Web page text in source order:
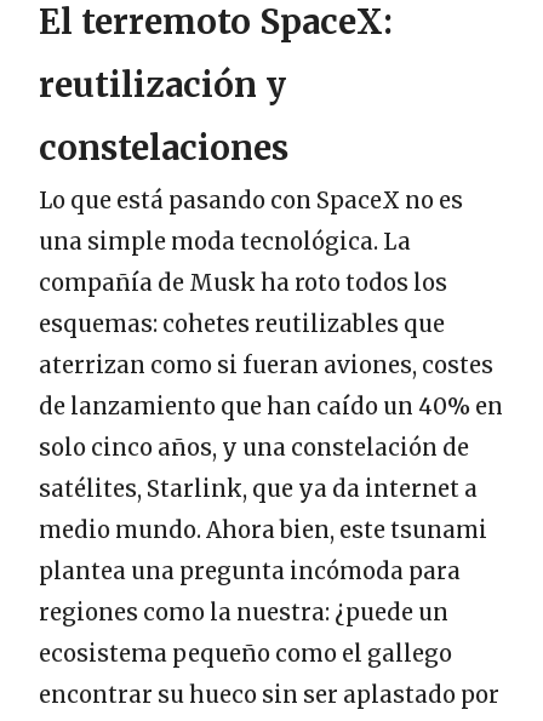
El terremoto SpaceX:
reutilización y
constelaciones
Lo que está pasando con SpaceX no es
una simple moda tecnológica. La
compañía de Musk ha roto todos los
esquemas: cohetes reutilizables que
aterrizan como si fueran aviones, costes
de lanzamiento que han caído un 40% en
solo cinco años, y una constelación de
satélites, Starlink, que ya da internet a
medio mundo. Ahora bien, este tsunami
plantea una pregunta incómoda para
regiones como la nuestra: ¿puede un
ecosistema pequeño como el gallego
encontrar su hueco sin ser aplastado por